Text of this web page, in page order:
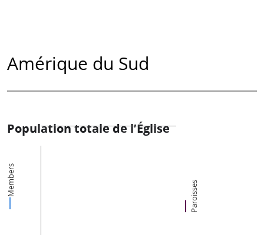
Amérique du Sud
Population totale de l’Église
Members Paroisses